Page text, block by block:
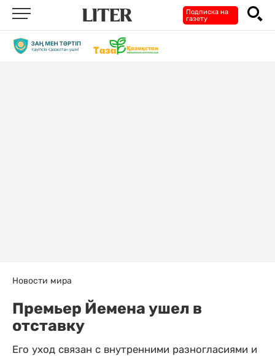
Подписка на
газету
Новости мира
Премьер Йемена ушел в
отставку
Его уход связан с внутренними разногласиями и